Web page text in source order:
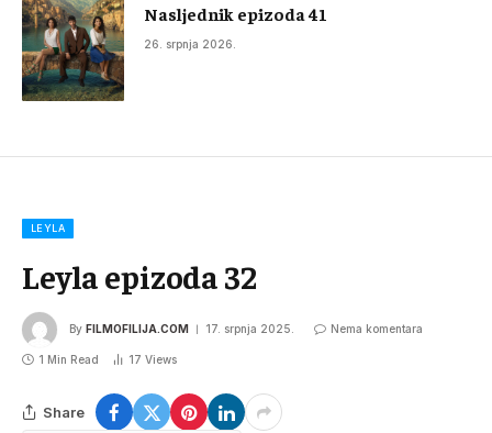
Nasljednik epizoda 41
26. srpnja 2026.
LEYLA
Leyla epizoda 32
By FILMOFILIJA.COM 17. srpnja 2025. Nema komentara
1 Min Read 17 Views
Share